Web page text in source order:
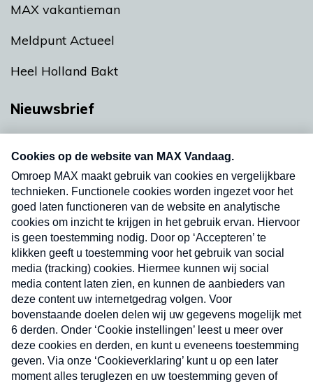
MAX vakantieman
Meldpunt Actueel
Heel Holland Bakt
Nieuwsbrief
Neem hier een gratis abonnement op onze
nieuwsbrief. Elke vrijdag- en dinsdagochtend in
uw mailbox.
Verzend
Nieuwsbrief
Neem hier een gratis abonnement op onze